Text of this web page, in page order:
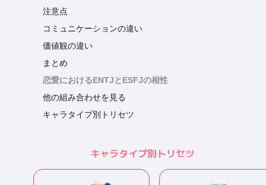
注意点
コミュニケーションの違い
価値観の違い
まとめ
恋愛におけるENTJとESFJの相性
他の組み合わせを見る
キャラタイプ別トリセツ
キャラタイプ別トリセツ